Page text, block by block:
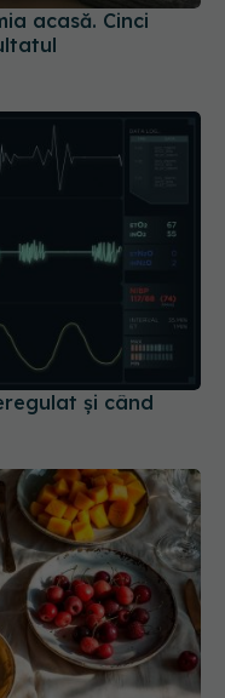
acasă. Cinci
și când